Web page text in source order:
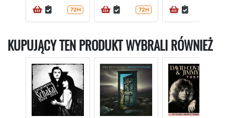
72H 72H
KUPUJĄCY TEN PRODUKT WYBRALI RÓWNIEŻ